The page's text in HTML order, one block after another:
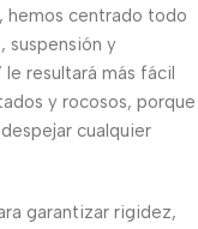
hemos centrado todo
suspensión y
resultará más fácil
y rocosos, porque
cualquier
garantizar rigidez,